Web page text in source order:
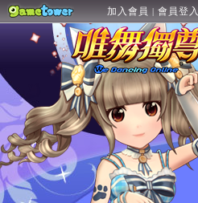
加入會員 | 會員登入